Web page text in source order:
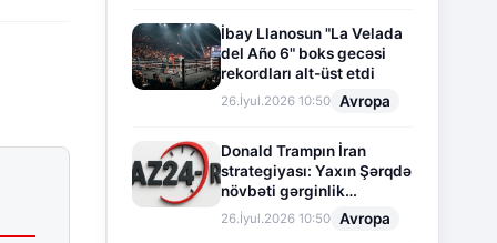
İbay Llanosun "La Velada
del Año 6" boks gecəsi
rekordları alt-üst etdi
26.İyul.2026 10:50 Avropa
Donald Trampın İran
strategiyası: Yaxın Şərqdə
növbəti gərginlik
mərhələsi
26.İyul.2026 10:50 Avropa